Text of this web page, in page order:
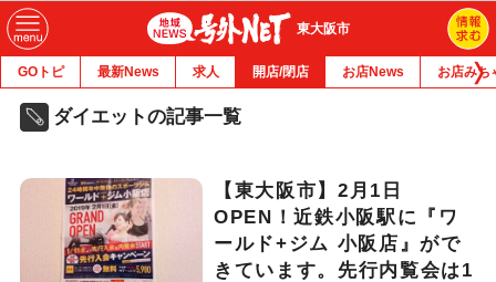
東大阪市
GOトピ 最新News 求人 開店/閉店 お店News お店みち
ダイエットの記事一覧
【東大阪市】2月1日
OPEN！近鉄小阪駅に『ワ
ールド+ジム 小阪店』がで
きています。先行内覧会は1